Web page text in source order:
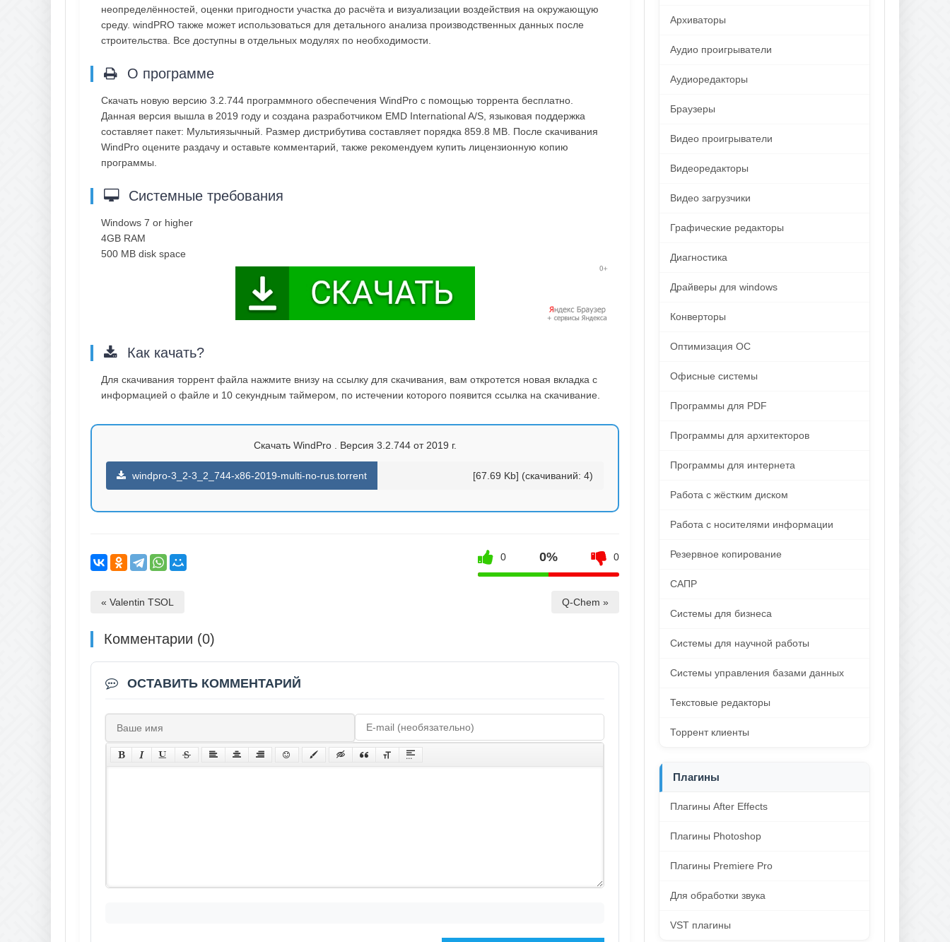
неопределённостей, оценки пригодности участка до расчёта и визуализации воздействия на окружающую
среду. windPRO также может использоваться для детального анализа производственных данных после
строительства. Все доступны в отдельных модулях по необходимости.
О программе
Скачать новую версию 3.2.744 программного обеспечения WindPro с помощью торрента бесплатно.
Данная версия вышла в 2019 году и создана разработчиком EMD International A/S, языковая поддержка
составляет пакет: Мультиязычный. Размер дистрибутива составляет порядка 859.8 MB. После скачивания
WindPro оцените раздачу и оставьте комментарий, также рекомендуем купить лицензионную копию
программы.
Системные требования
Windows 7 or higher
4GB RAM
500 MB disk space
Как качать?
Для скачивания торрент файла нажмите внизу на ссылку для скачивания, вам откротется новая вкладка с
информацией о файле и 10 секундным таймером, по истечении которого появится ссылка на скачивание.
Скачать WindPro . Версия 3.2.744 от 2019 г.
windpro-3_2-3_2_744-x86-2019-multi-no-rus.torrent [67.69 Kb] (cкачиваний: 4)
0 0% 0
« Valentin TSOL Q-Chem »
Комментарии (0)
ОСТАВИТЬ КОММЕНТАРИЙ
Архиваторы
Аудио проигрыватели
Аудиоредакторы
Браузеры
Видео проигрыватели
Видеоредакторы
Видео загрузчики
Графические редакторы
Диагностика
Драйверы для windows
Конверторы
Оптимизация ОС
Офисные системы
Программы для PDF
Программы для архитекторов
Программы для интернета
Работа с жёстким диском
Работа с носителями информации
Резервное копирование
САПР
Системы для бизнеса
Системы для научной работы
Системы управления базами данных
Текстовые редакторы
Торрент клиенты
Плагины
Плагины After Effects
Плагины Photoshop
Плагины Premiere Pro
Для обработки звука
VST плагины